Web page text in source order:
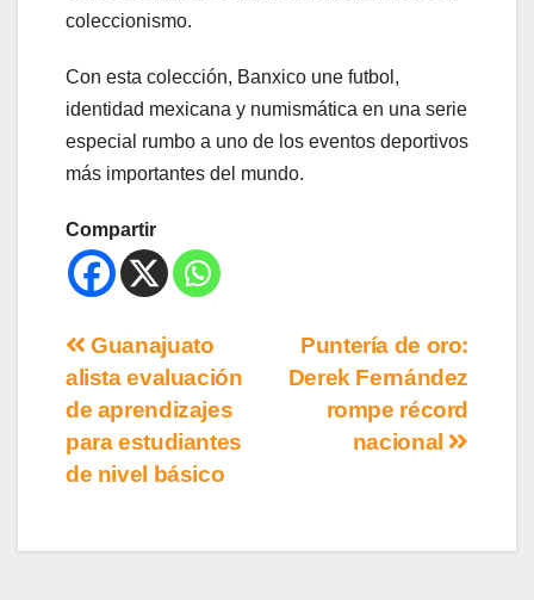
coleccionismo.
Con esta colección, Banxico une futbol,
identidad mexicana y numismática en una serie
especial rumbo a uno de los eventos deportivos
más importantes del mundo.
Compartir
Puntería de oro:
Derek Fernández
rompe récord
nacional
Guanajuato
alista evaluación
de aprendizajes
para estudiantes
de nivel básico